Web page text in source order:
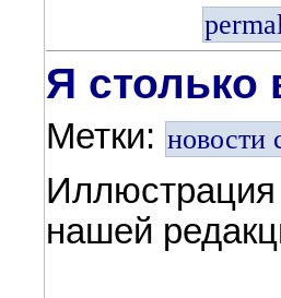
Я столько
Метки: новости
нашей